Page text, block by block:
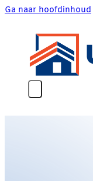
Ga naar hoofdinhoud